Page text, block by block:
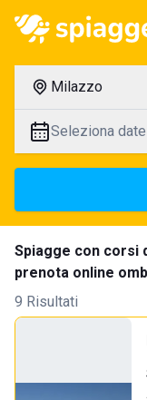
Milazzo
Seleziona date
Spiagge con corsi
prenota online
9 Risultati